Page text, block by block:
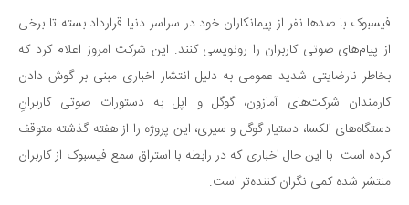
تغذیه سالم
بهداشت
بیماری و درمان
کودک و مادر
ورزش و تندرستی
روانشناسی
فیسبوک با صدها نفر از پیمانکاران خود در سراسر دنیا قرارداد بسته تا برخی
از پیام‌های صوتی کاربران را رونویسی کنند. این شرکت امروز اعلام کرد که
بخاطر نارضایتی شدید عمومی به دلیل انتشار اخباری مبنی بر گوش دادن
کارمندان شرکت‌های آمازون، گوگل و اپل به دستورات صوتی کاربرانِ
دستگاه‌های الکسا، دستیار گوگل و سیری، این پروژه را از هفته گذشته متوقف
کرده است. با این حال اخباری که در رابطه با استراق سمع فیسبوک از کاربران
منتشر شده کمی نگران کننده‌تر است.